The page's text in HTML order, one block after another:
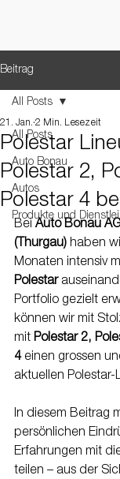
Beitrag
All Posts
Auto Bonau
Autos
Produkte und
All Posts
Polestar
Polestar 2,
Polestar 4
21. Jan. 2 Min. Lesezeit
Bei Auto Bonau
(Thurgau) haben
Monaten intensiv
Polestar
Portfolio gezielt
können wir mit
mit Polestar 2,
4 einen grossen
aktuellen Polestar-
In diesem Beitrag
persönlichen
Erfahrungen mit
teilen – aus der